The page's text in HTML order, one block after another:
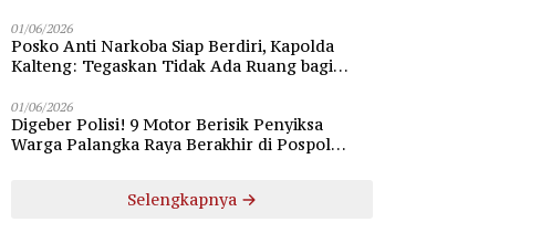
01/06/2026
Posko Anti Narkoba Siap Berdiri, Kapolda
Kalteng: Tegaskan Tidak Ada Ruang bagi
01/06/2026
Digeber Polisi! 9 Motor Berisik Penyiksa
Warga Palangka Raya Berakhir di Pospol
Selengkapnya